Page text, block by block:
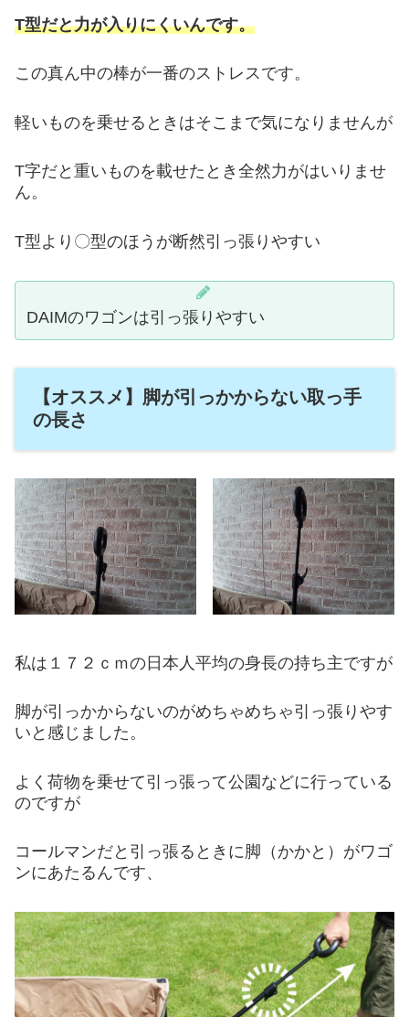
T型だと力が入りにくいんです。
この真ん中の棒が一番のストレスです。
軽いものを乗せるときはそこまで気になりませんが
T字だと重いものを載せたとき全然力がはいりませ
ん。
T型より〇型のほうが断然引っ張りやすい
DAIMのワゴンは引っ張りやすい
【オススメ】脚が引っかからない取っ手
の長さ
私は１７２ｃｍの日本人平均の身長の持ち主ですが
脚が引っかからないのがめちゃめちゃ引っ張りやす
いと感じました。
よく荷物を乗せて引っ張って公園などに行っている
のですが
コールマンだと引っ張るときに脚（かかと）がワゴ
ンにあたるんです、